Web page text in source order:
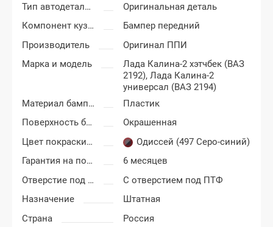
Тип автодеталей
Оригинальная деталь
Компонент кузова
Бампер передний
Производитель
Оригинал ППИ
Марка и модель
Лада Калина-2 хэтчбек (ВАЗ
2192),Лада Калина-2
универсал (ВАЗ 2194)
Материал бампера
Пластик
Поверхность бампера
Окрашенная
Цвет покраски Лада Калина-2
Одиссей (497 Серо-синий)
Гарантия на покраску
6 месяцев
Отверстие под ПТФ
С отверстием под ПТФ
Назначение
Штатная
Страна
Россия